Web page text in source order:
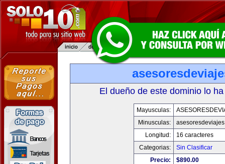
El dueño de este dominio lo
Mayusculas:
Minusculas:
Longitud:
16 caracteres
Categorias:
Sin Clasificar
Precio:
$890.00